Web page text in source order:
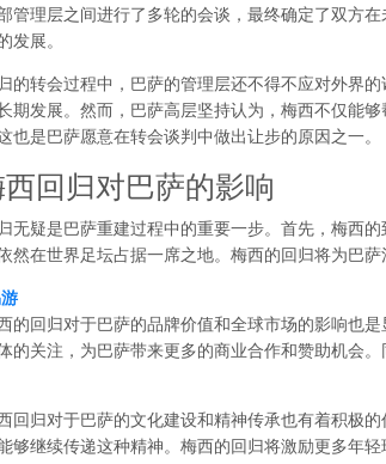
管理层之间进行了多轮的会谈，最终确定了双方
发展。
的转会过程中，巴萨的管理层还不得不应对外界
期发展。然而，巴萨高层坚持认为，梅西不仅能
也是巴萨愿意在转会谈判中做出让步的原因之一。
回归对巴萨的影响
无疑是巴萨重建过程中的重要一步。首先，梅西
然在世界足坛占据一席之地。梅西的回归将为巴
的回归对于巴萨的品牌价值和全球市场的影响也
的关注，为巴萨带来更多的商业合作和赞助机会
回归对于巴萨的文化建设和精神传承也有着积极
够继续传递这种精神。梅西的回归将激励更多年